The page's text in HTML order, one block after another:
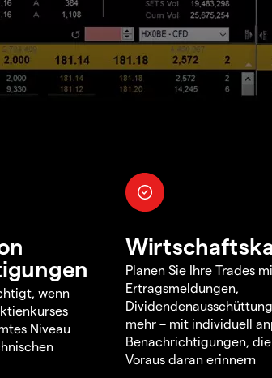
wenn
Niveau
Planen Sie Ihre Trades
Ertragsmeldungen,
mehr – mit individuell
Benachrichtigungen, die
Voraus daran erinnern